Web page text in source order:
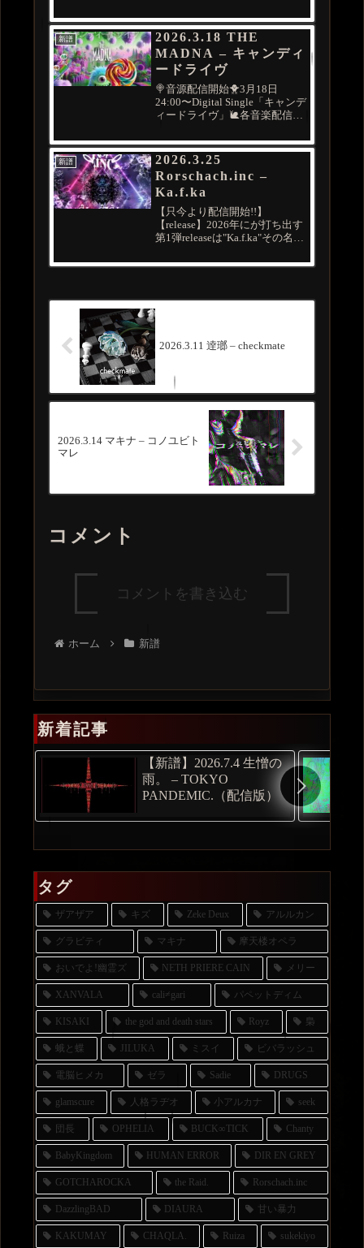
AWA / 他、主要音楽配信...
新譜
2026.3.18 THE
MADNA – キャンディ
ードライヴ
🍭音源配信開始🐥3月18日
24:00〜Digital Single「キャンデ
ィードライヴ」🐌各音楽配信サ
pic.twitter.com/leJe7PaRcS— THE
MADNA Official (@T...
新譜
2026.3.25
Rorschach.inc –
Ka.f.ka
【只今より配信開始!!】
【release】2026年にが打ち出す
第1弾releaseは"Ka.f.ka"その名の
不条理な歌詞をの不条理の文学
救いの無いこの...
2026.3.11 逹瑯 – checkmate
2026.3.14 マキナ – コノユビト
マレ
コメント
コメントを書き込む
ホーム 新譜
新着記事
【新譜】2026.7.4 生憎の
雨。 – TOKYO
PANDEMIC.（配信版）
タグ
ザアザア キズ Zeke Deux アルルカン
グラビティ マキナ 摩天楼オペラ
おいでよ!幽霊ズ NETH PRIERE CAIN メリー
XANVALA cali≠gari パペットディム
KISAKI the god and death stars Royz 梟
蛾と蝶 JILUKA ミスイ ビバラッシュ
電脳ヒメカ ゼラ Sadie DRUGS
glamscure 人格ラヂオ 小アルカナ seek
団長 OPHELIA BUCK∞TICK Chanty
BabyKingdom HUMAN ERROR DIR EN GREY
GOTCHAROCKA the Raid. Rorschach.inc
DazzlingBAD DIAURA 甘い暴力
KAKUMAY CHAQLA. Ruiza sukekiyo